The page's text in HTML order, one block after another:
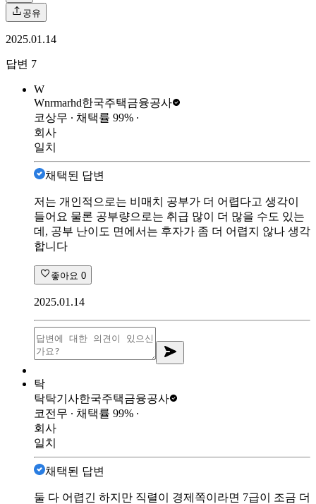
공유
2025.01.14
답변 7
W
Wnrmarhd한국주택금융공사
코상무 ∙ 채택률 99% ∙
회사
일치
채택된 답변
저는 개인적으로는 비매치 공부가 더 어렵다고 생각이
들어요 물론 공부량으로는 취급 많이 더 많을 수도 있는
데, 공부 난이도 면에서는 후자가 좀 더 어렵지 않나 생각
합니다
좋아요 0
2025.01.14
탁
탁탁기사한국주택금융공사
코전무 ∙ 채택률 99% ∙
회사
일치
채택된 답변
둘 다 어렵긴 하지만 직렬이 경제쪽이라면 7급이 조금 더